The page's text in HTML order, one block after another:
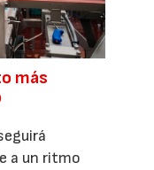
más
a un ritmo